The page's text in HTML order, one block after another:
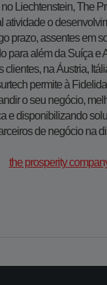
Liechtenstein, The
atividade o
prazo, assentes em
para além da Suíça e
clientes, na Áustria,
permite à
o seu negócio,
e disponibilizando
de negócio na
the prosperity